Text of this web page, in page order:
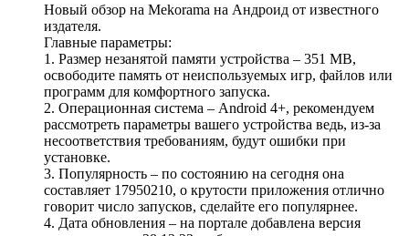
Новый обзор на Mekorama на Андроид от известного
издателя.
Главные параметры:
1. Размер незанятой памяти устройства – 351 MB,
освободите память от неиспользуемых игр, файлов или
программ для комфортного запуска.
2. Операционная система – Android 4+, рекомендуем
рассмотреть параметры вашего устройства ведь, из-за
несоответствия требованиям, будут ошибки при
установке.
3. Популярность – по состоянию на сегодня она
составляет 17950210, о крутости приложения отлично
говорит число запусков, сделайте его популярнее.
4. Дата обновления – на портале добавлена версия